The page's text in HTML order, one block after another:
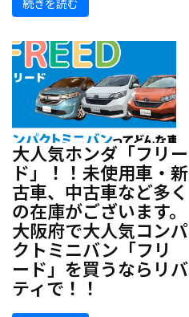
大人気ホンダ「フリー
ド」！！未使用車・新
古車、中古車など多く
の在庫がございます。
大阪府で大人気コンパ
クトミニバン「フリ
ード」を買うならリバ
ティで！！